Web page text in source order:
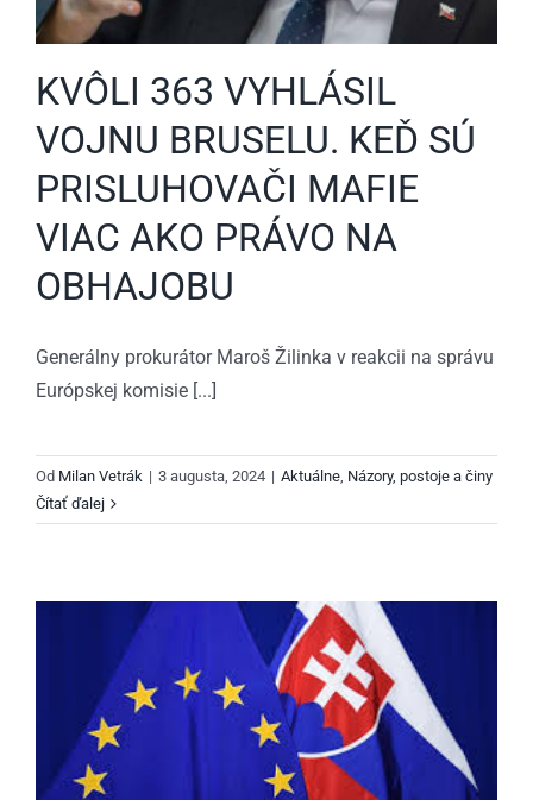
KVÔLI 363 VYHLÁSIL
VOJNU BRUSELU. KEĎ SÚ
PRISLUHOVAČI MAFIE
VIAC AKO PRÁVO NA
OBHAJOBU
Generálny prokurátor Maroš Žilinka v reakcii na správu
Európskej komisie [...]
Od Milan Vetrák | 3 augusta, 2024 | Aktuálne Názory, postoje a činy
Čítať ďalej